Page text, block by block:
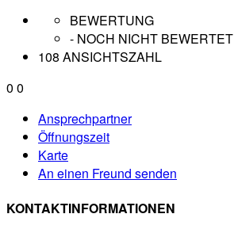
BEWERTUNG
- NOCH NICHT BEWERTET
108 ANSICHTSZAHL
0 0
Ansprechpartner
Öffnungszeit
Karte
An einen Freund senden
KONTAKTINFORMATIONEN